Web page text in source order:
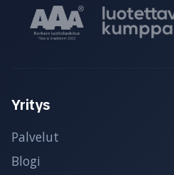
Yritys
Palvelut
Blogi